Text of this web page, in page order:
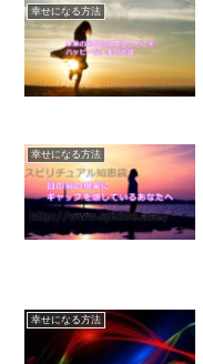
幸せになる方法
幸せになる方法
幸せになる方法